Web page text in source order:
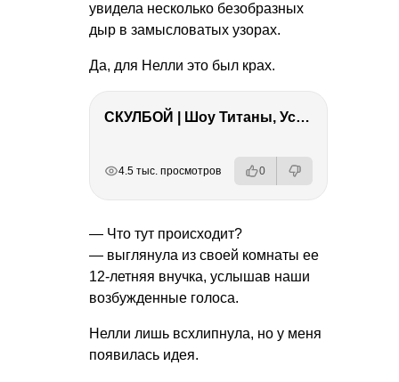
увидела несколько безобразных
дыр в замысловатых узорах.
Да, для Нелли это был крах.
СКУЛБОЙ | Шоу Титаны, Усейн Болт, Ларрат, Зашквар!
4.5 тыс. просмотров 0
— Что тут происходит?
— выглянула из своей комнаты ее
12-летняя внучка, услышав наши
возбужденные голоса.
Нелли лишь всхлипнула, но у меня
появилась идея.